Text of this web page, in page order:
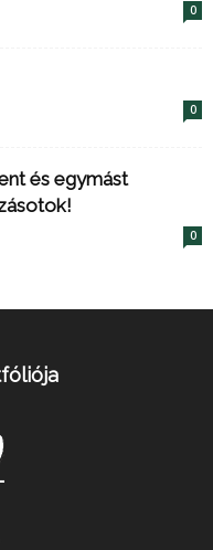
0
0
és egymást
0